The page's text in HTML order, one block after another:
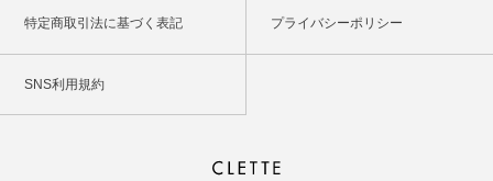
特定商取引法に基づく表記 プライバシーポリシー
SNS利用規約